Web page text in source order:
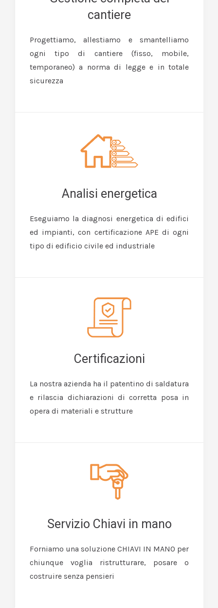
cantiere
Progettiamo, allestiamo e smantelliamo
ogni tipo di cantiere (fisso, mobile,
temporaneo) a norma di legge e in totale
sicurezza
Analisi energetica
Eseguiamo la diagnosi energetica di edifici
ed impianti, con certificazione APE di ogni
tipo di edificio civile ed industriale
Certificazioni
La nostra azienda ha il patentino di saldatura
e rilascia dichiarazioni di corretta posa in
opera di materiali e strutture
Servizio Chiavi in mano
Forniamo una soluzione CHIAVI IN MANO per
chiunque voglia ristrutturare, posare o
costruire senza pensieri